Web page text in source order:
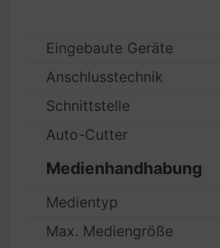
Eingebaute Geräte
Anschlusstechnik
Schnittstelle
Auto-Cutter
Medienhandhabung
Medientyp
Max. Mediengröße